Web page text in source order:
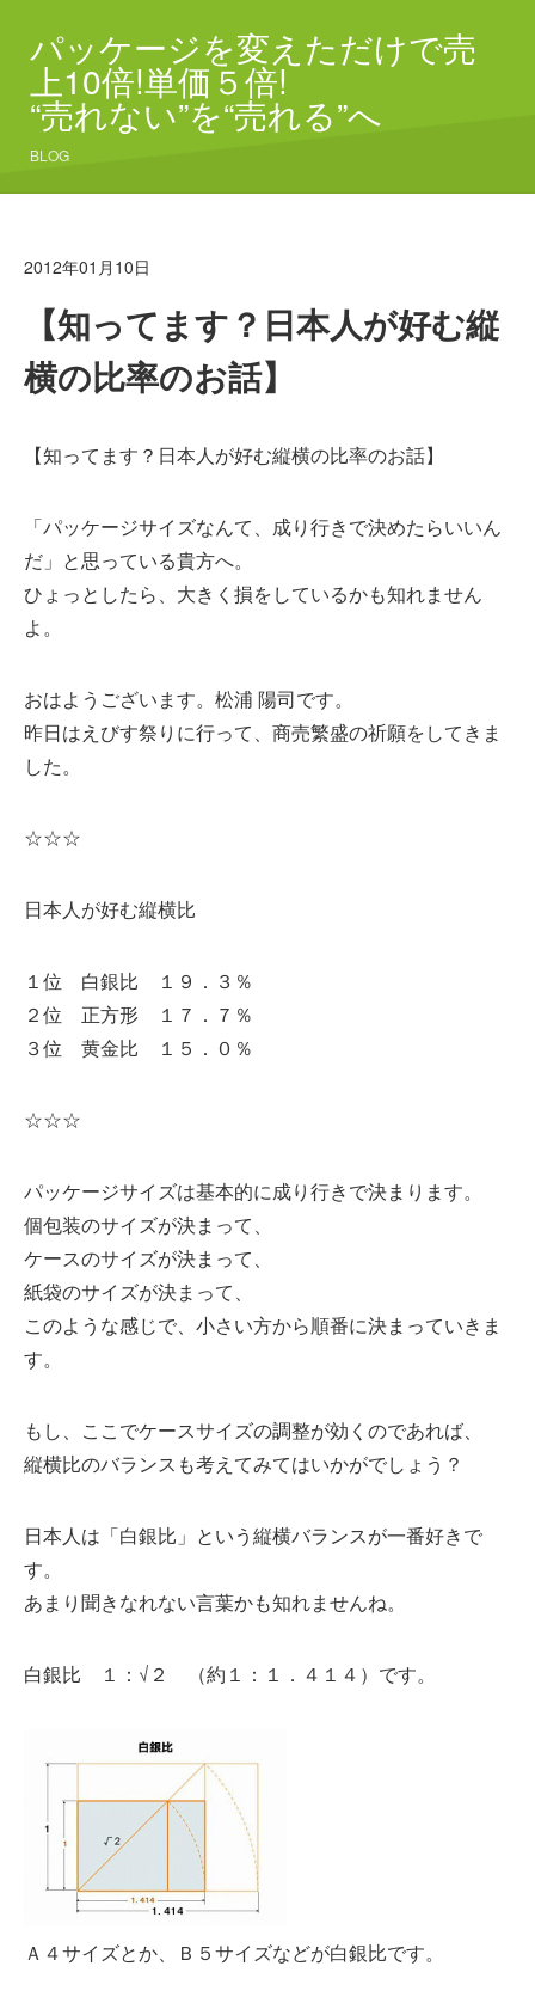
パッケージを変えただけで売
上10倍!単価５倍!
“売れない”を“売れる”へ
BLOG
2012年01月10日
【知ってます？日本人が好む縦
横の比率のお話】
【知ってます？日本人が好む縦横の比率のお話】
「パッケージサイズなんて、成り行きで決めたらいいん
だ」と思っている貴方へ。
ひょっとしたら、大きく損をしているかも知れません
よ。
おはようございます。松浦 陽司です。
昨日はえびす祭りに行って、商売繁盛の祈願をしてきま
した。
☆☆☆
日本人が好む縦横比
１位 白銀比 １９．３％
２位 正方形 １７．７％
３位 黄金比 １５．０％
☆☆☆
パッケージサイズは基本的に成り行きで決まります。
個包装のサイズが決まって、
ケースのサイズが決まって、
紙袋のサイズが決まって、
このような感じで、小さい方から順番に決まっていきま
す。
もし、ここでケースサイズの調整が効くのであれば、
縦横比のバランスも考えてみてはいかがでしょう？
日本人は「白銀比」という縦横バランスが一番好きで
す。
あまり聞きなれない言葉かも知れませんね。
白銀比 １：√２ （約１：１．４１４）です。
Ａ４サイズとか、Ｂ５サイズなどが白銀比です。